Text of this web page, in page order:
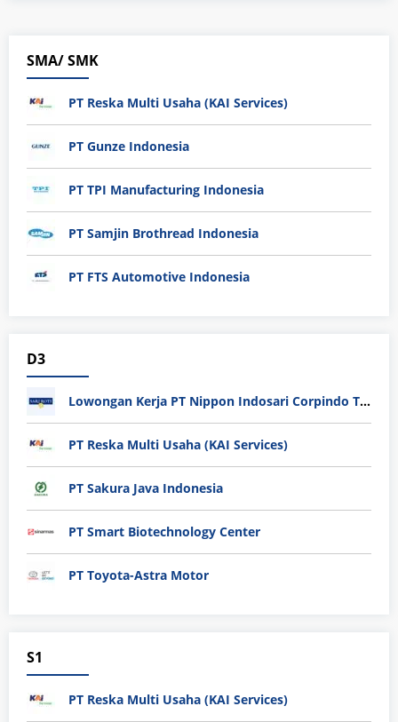
SMA/ SMK
PT Reska Multi Usaha (KAI Services)
PT Gunze Indonesia
PT TPI Manufacturing Indonesia
PT Samjin Brothread Indonesia
PT FTS Automotive Indonesia
D3
Lowongan Kerja PT Nippon Indosari Corpindo Tbk. Bulan Agustus 2026
PT Reska Multi Usaha (KAI Services)
PT Sakura Java Indonesia
PT Smart Biotechnology Center
PT Toyota-Astra Motor
S1
PT Reska Multi Usaha (KAI Services)